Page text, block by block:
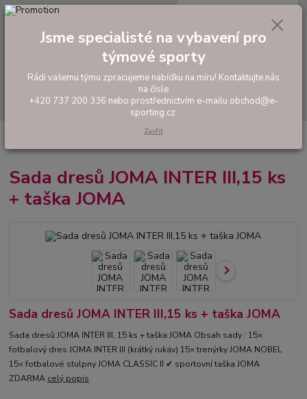
Hledat
tel: +420 737 200 336
0,00 Kč
Akční sady dresů
INTER III,15 ks + taška JOMA
Sada dresů JOMA INTER III,15 ks
+ taška JOMA
Sada dresů JOMA INTER III,15 ks + taška JOMA
Sada dresů JOMA INTER III, 15 ks + taška JOMA Obsah sady : 15×
fotbalový dres JOMA INTER III (krátký rukáv) 15× trenýrky JOMA NOBEL
15× fotbalové stulpny JOMA CLASSIC II ✔ sportovní taška JOMA
ZDARMA celý popis
Jsme specialisté na vybavení pro
týmové sporty
Rádi vašemu týmu zpracujeme nabídku na míru! Kontaktujte nás
na čísle
+420 737 200 336 nebo prostřednictvím e-mailu obchod@e-
sporting.cz.
Zavřít